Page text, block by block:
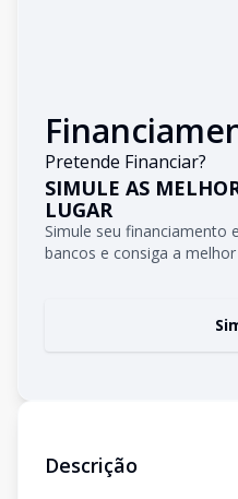
Pretende Financiar?
SIMULE AS
LUGAR
Simule seu
bancos e consiga a
Descrição